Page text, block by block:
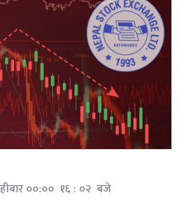
००:०० १६ : ०२ बजे